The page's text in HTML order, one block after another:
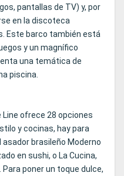
pantallas de TV) y, por
en la discoteca
Este barco también está
y un magnífico
una temática de
piscina.
Line ofrece 28 opciones
y cocinas, hay para
brasileño Moderno
en sushi, o La Cucina,
poner un toque dulce,